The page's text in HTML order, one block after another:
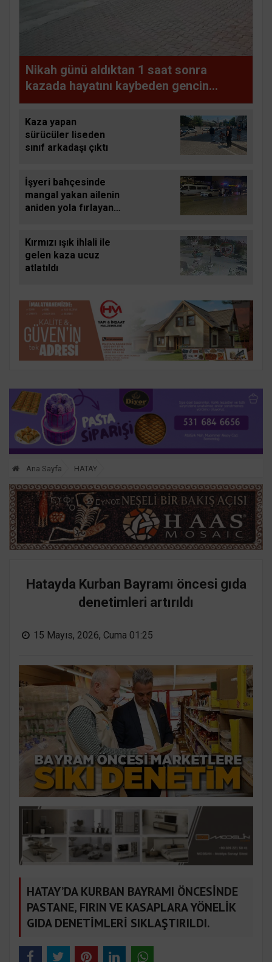
Nikah günü aldıktan 1 saat sonra
kazada hayatını kaybeden gencin
ailesinden 29 gün sonra gelen tahliyeye
tepki
Kaza yapan
sürücüler liseden
sınıf arkadaşı çıktı
İşyeri bahçesinde
mangal yakan ailenin
aniden yola fırlayan 2
Kırmızı ışık ihlali ile
gelen kaza ucuz
atlatıldı
Ana Sayfa HATAY
Hatayda Kurban Bayramı öncesi gıda
denetimleri artırıldı
15 Mayıs, 2026, Cuma 01:25
HATAY’DA KURBAN BAYRAMI ÖNCESİNDE
PASTANE, FIRIN VE KASAPLARA YÖNELİK
GIDA DENETİMLERİ SIKLAŞTIRILDI.